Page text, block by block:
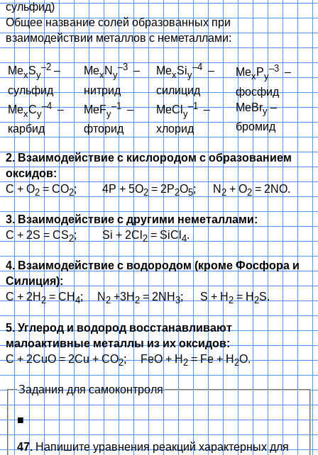
сульфид)
Общее название солей образованных при
взаимодействии металлов с неметаллами:
MexSу
–2 –
сульфид
MexCy
–4–
карбид
Mex N y
–3 –
нитрид
MeFy
–1–
фторид
MexSiy
–4 –
силицид
MeCly
–1–
хлорид
MexPy
–3 –
фосфид
MeBry–
бромид
2. Взаимодействие с кислородом с образованием
оксидов:
С + О2 = СО2; 4Р + 5О2 = 2Р2О5; N 2 + О2 = 2NО.
3. Взаимодействие с другими неметаллами:
С + 2S = СS2; Si + 2Cl 2 = SiCl 4.
4. Взаимодействие с водородом (кроме Фосфора и
Силиция):
С + 2Н 2 = СН 4; N 2 +3H 2 = 2NH 3; S + Н 2 = Н 2S.
5. Углерод и водород восстанавливают
малоактивные металлы из их оксидов:
С + 2СuO = 2Cu + CO2; FeO + H2= Fe + H2O.
Задания для самоконтроля
■
47.Напишите уравнения реакций характерных для